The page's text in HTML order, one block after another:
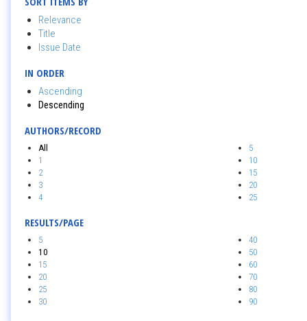
Relevance
Title
Issue Date
IN ORDER
Ascending
Descending
AUTHORS/RECORD
All
1
2
3
4
5
10
15
20
25
RESULTS/PAGE
5
10
15
20
25
30
40
50
60
70
80
90